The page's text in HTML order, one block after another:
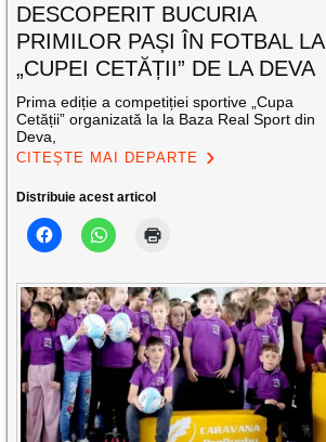
DESCOPERIT BUCURIA
PRIMILOR PAȘI ÎN FOTBAL LA
„CUPEI CETĂȚII” DE LA DEVA
Prima ediție a competiției sportive „Cupa
Cetății” organizată la la Baza Real Sport din
Deva,
CITEȘTE MAI DEPARTE
Distribuie acest articol